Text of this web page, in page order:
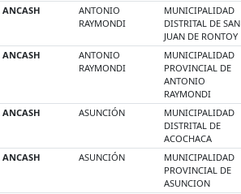
ANCASH
ANTONIO
RAYMONDI
MUNICIPALIDAD
DISTRITAL DE SAN
JUAN DE RONTOY
ANCASH
ANTONIO
RAYMONDI
MUNICIPALIDAD
PROVINCIAL DE
ANTONIO
RAYMONDI
ANCASH ASUNCIÓN
MUNICIPALIDAD
DISTRITAL DE
ACOCHACA
ANCASH ASUNCIÓN
MUNICIPALIDAD
PROVINCIAL DE
ASUNCION